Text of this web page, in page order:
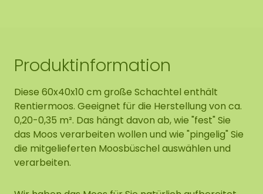
Produktinformation
Diese 60x40x10 cm große Schachtel enthält
Rentiermoos. Geeignet für die Herstellung von ca.
0,20-0,35 m². Das hängt davon ab, wie "fest" Sie
das Moos verarbeiten wollen und wie "pingelig" Sie
die mitgelieferten Moosbüschel auswählen und
verarbeiten.